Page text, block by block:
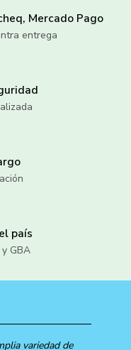
Mercado Pago
entrega
país
GBA
variedad de